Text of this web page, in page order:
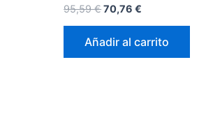
95,59€70,76€
Añadir al carrito